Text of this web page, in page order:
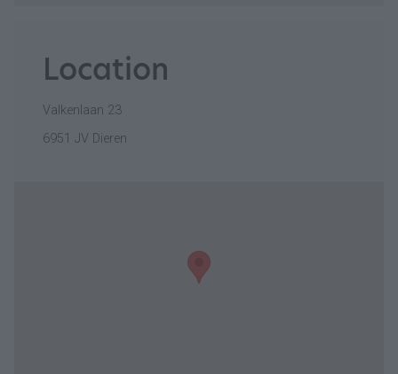
Location
Valkenlaan 23
6951 JV Dieren